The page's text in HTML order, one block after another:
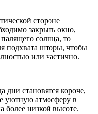
стороне
закрыть окно,
солнца, то
подхвата шторы, чтобы
или частично.
дни становятся короче,
уютную атмосферу в
более низкой высоте.